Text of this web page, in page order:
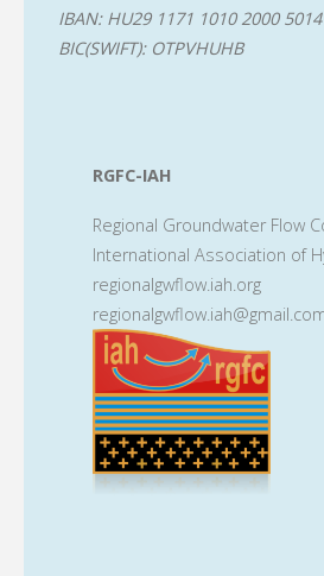
IBAN: HU29 1171 1010 2000
BIC(SWIFT): OTPVHUHB
RGFC-IAH
Regional Groundwater Flow
International Association of
regionalgwflow.iah.org